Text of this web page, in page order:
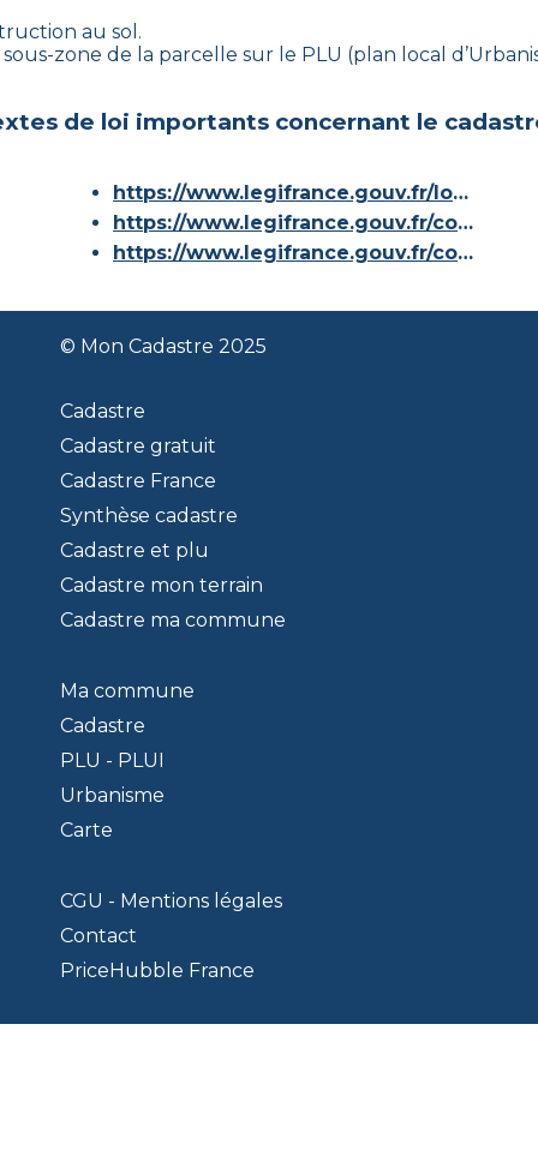
au sol.
zone de la parcelle sur le PLU (plan local
de loi importants concernant le
https://www.legifrance.gouv.fr/loda/id/JORFTEXT000000686267/
https://www.legifrance.gouv.fr/codes/article_lc/LEGIARTI000036588629/
https://www.legifrance.gouv.fr/codes/id/LEGISCTA000006180153/
© Mon Cadastre 2025
Cadastre
Cadastre gratuit
Cadastre France
Synthèse cadastre
Cadastre et plu
Cadastre mon terrain
Cadastre ma commune
Ma commune
Cadastre
PLU - PLUI
Urbanisme
Carte
CGU - Mentions légales
Contact
PriceHubble France